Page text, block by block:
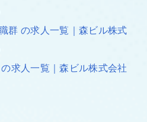
群 の求人一覧｜森ビル株式
求人一覧｜森ビル株式会社